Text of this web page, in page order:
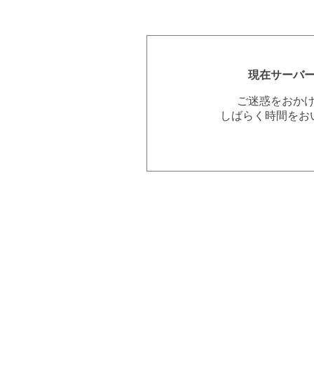
現在サーバ
ご迷惑をおか
しばらく時間を